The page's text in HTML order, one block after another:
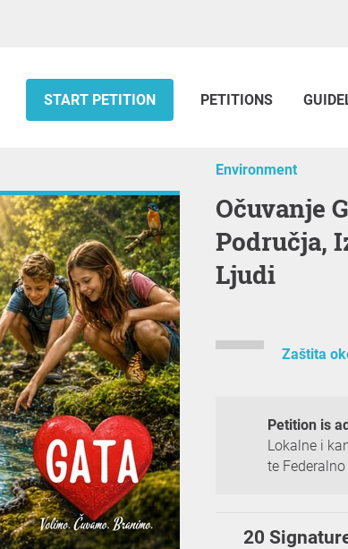
START PETITION PETITIONS
Environment
Očuvanje Gate(Usk) Termalnog
Područja,
Ljudi
Zaštita
Petition is
Lokalne i
te
20